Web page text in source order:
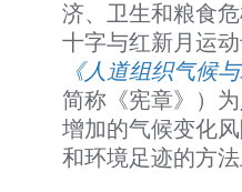
济、卫生和粮食
十字与红新月运
《人道组织气候
简称《宪章》）
增加的气候变化
和环境足迹的方法